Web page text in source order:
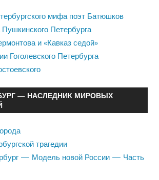
мифа поэт Батюшков
Петербурга
и «Кавказ седой»
Гоголевского Петербурга
— НАСЛЕДНИК МИРОВЫХ
трагедии
— Модель новой России — Часть